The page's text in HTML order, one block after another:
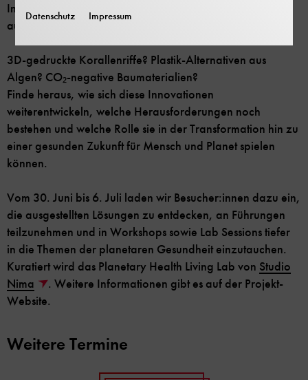
Innovationen aktiv zu erleben und hands-on
auszuprobieren.
3D-gedruckte Korallenriffe? Plastik-Alternativen aus
Algen? CO₂-negative Baumaterialien?
Finde heraus, wie sich diese Innovationen
weiterentwickeln, welche Herausforderungen noch
bestehen und welche Rolle sie in der Transformation hin zu
einer gesunden Zukunft für Mensch und Planet spielen
können.
Vom 30. Juni bis 6. Juli laden wir Besucher:innen dazu ein,
die ausgestellten Lösungen zu entdecken, an Führungen
teilzunehmen und in Workshops sowie Lab Sessions tiefer
in die Themen der planetaren Gesundheit einzutauchen.
Kuratiert wird das Planetary Health Living Lab von Studio
Nima
. Weitere Informationen gibt es auf der Projekt-
Website.
Weitere Termine
Datenschutz Impressum